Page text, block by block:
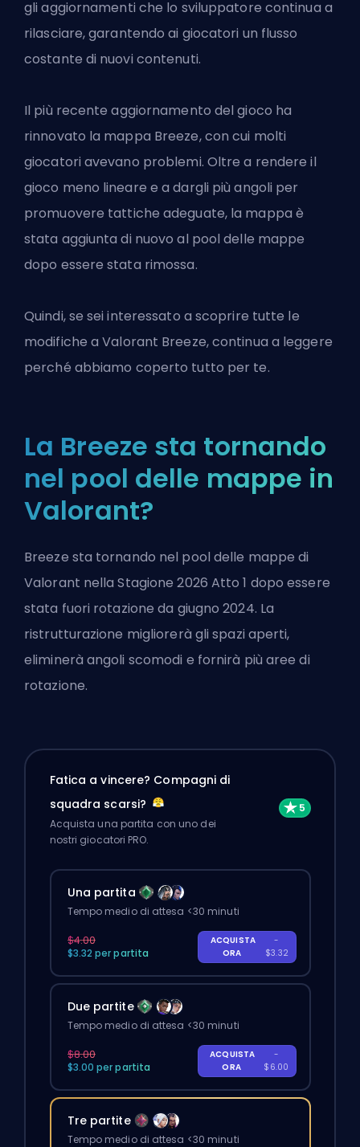
gli aggiornamenti che lo sviluppatore continua a
rilasciare, garantendo ai giocatori un flusso
costante di nuovi contenuti.
Il più recente aggiornamento del gioco ha
rinnovato la mappa Breeze, con cui molti
giocatori avevano problemi. Oltre a rendere il
gioco meno lineare e a dargli più angoli per
promuovere tattiche adeguate, la mappa è
stata aggiunta di nuovo al pool delle mappe
dopo essere stata rimossa.
Quindi, se sei interessato a scoprire tutte le
modifiche aValorant Breeze, continua a leggere
perché abbiamo coperto tutto per te.
La Breeze sta tornando
nel pool delle mappe in
Valorant?
Breeze sta tornando nel pool delle mappe di
Valorant nella Stagione 2026 Atto 1 dopo essere
stata fuori rotazione da giugno 2024. La
ristrutturazione migliorerà gli spazi aperti,
eliminerà angoli scomodi e fornirà più aree di
rotazione.
Fatica a vincere? Compagni di
squadra scarsi?
Acquista una partita con uno dei
nostri giocatori PRO.
Una partita
Tempo medio di attesa <30 minuti
$4.00
$3.32 per partita
ACQUISTA
ORA
-
$3.32
Due partite
Tempo medio di attesa <30 minuti
$8.00
$3.00 per partita
ACQUISTA
ORA
-
$6.00
Tre partite
Tempo medio di attesa <30 minuti